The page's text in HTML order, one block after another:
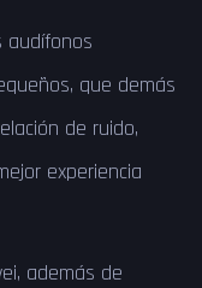
audífonos
que demás
de ruido,
experiencia
además de